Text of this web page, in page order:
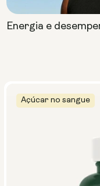
Açúcar no sangue
Energia e